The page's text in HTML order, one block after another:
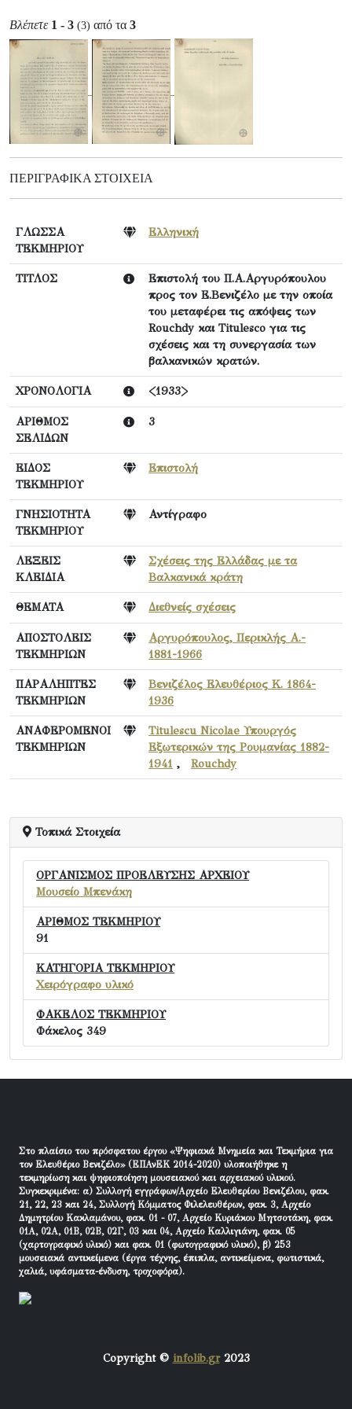
Βλέπετε 1 - 3 (3) από τα 3
ΠΕΡΙΓΡΑΦΙΚΆ ΣΤΟΙΧΕΊΑ
ΓΛΩΣΣΑ
ΤΕΚΜΗΡΙΟΥ
Ελληνική
ΤΙΤΛΟΣ
Επιστολή του Π.Α.Αργυρόπουλου
προς τον Ε.Βενιζέλο με την οποία
του μεταφέρει τις απόψεις των
Rouchdy και Titulesco για τις
σχέσεις και τη συνεργασία των
βαλκανικών κρατών.
ΧΡΟΝΟΛΟΓΙΑ <1933>
ΑΡΙΘΜΟΣ
ΣΕΛΙΔΩΝ
3
ΕΙΔΟΣ
ΤΕΚΜΗΡΙΟΥ
Επιστολή
ΓΝΗΣΙΟΤΗΤΑ
ΤΕΚΜΗΡΙΟΥ
Αντίγραφο
ΛΕΞΕΙΣ
ΚΛΕΙΔΙΑ
Σχέσεις της Ελλάδας με τα
Βαλκανικά κράτη
ΘΕΜΑΤΑ Διεθνείς σχέσεις
ΑΠΟΣΤΟΛΕΙΣ
ΤΕΚΜΗΡΙΩΝ
Αργυρόπουλος, Περικλής Α.-
1881-1966
ΠΑΡΑΛΗΠΤΕΣ
ΤΕΚΜΗΡΙΩΝ
Βενιζέλος Ελευθέριος Κ. 1864-
1936
ΑΝΑΦΕΡΟΜΕΝΟΙ
ΤΕΚΜΗΡΙΩΝ
Titulescu Nicolae Υπουργός
Εξωτερικών της Ρουμανίας 1882-
1941 , Rouchdy
Τοπικά Στοιχεία
ΟΡΓΑΝΙΣΜΟΣ ΠΡΟΕΛΕΥΣΗΣ ΑΡΧΕΙΟΥ
Μουσείο Μπενάκη
ΑΡΙΘΜΟΣ ΤΕΚΜΗΡΙΟΥ
91
ΚΑΤΗΓΟΡΙΑ ΤΕΚΜΗΡΙΟΥ
Χειρόγραφο υλικό
ΦΑΚΕΛΟΣ ΤΕΚΜΗΡΙΟΥ
Φάκελος 349
Στο πλαίσιο του πρόσφατου έργου «Ψηφιακά Μνημεία και Τεκμήρια για
τον Ελευθέριο Βενιζέλο» (ΕΠΑνΕΚ 2014-2020) υλοποιήθηκε η
τεκμηρίωση και ψηφιοποίηση μουσειακού και αρχειακού υλικού.
Συγκεκριμένα: α) Συλλογή εγγράφων/Αρχείο Ελευθερίου Βενιζέλου, φακ.
21, 22, 23 και 24, Συλλογή Κόμματος Φιλελευθέρων, φακ. 3, Αρχείο
Δημητρίου Κακλαμάνου, φακ. 01 - 07, Αρχείο Κυριάκου Μητσοτάκη, φακ.
01Α, 02Α, 01Β, 02Β, 02Γ, 03 και 04, Αρχείο Καλλιγιάνη, φακ. 05
(χαρτογραφικό υλικό) και φακ. 01 (φωτογραφικό υλικό), β) 253
μουσειακά αντικείμενα (έργα τέχνης, έπιπλα, αντικείμενα, φωτιστικά,
χαλιά, υφάσματα-ένδυση, τροχοφόρα).
Copyright © infolib.gr2023